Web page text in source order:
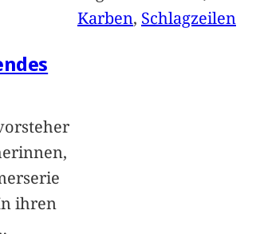
ihren
Karben, Schlagzeilen